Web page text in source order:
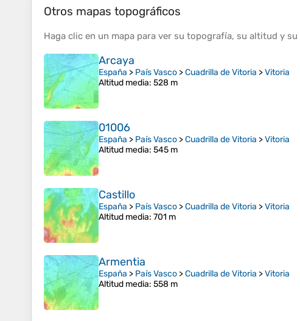
Otros mapas topográficos
Haga clic en un mapa para ver su topografía, su altitud y su
Arcaya
España > País Vasco >Cuadrilla de Vitoria >Vitoria
Altitud media: 528 m
01006
España > País Vasco >Cuadrilla de Vitoria >Vitoria
Altitud media: 545 m
Castillo
España > País Vasco >Cuadrilla de Vitoria >Vitoria
Altitud media: 701 m
Armentia
España > País Vasco >Cuadrilla de Vitoria >Vitoria
Altitud media: 558 m